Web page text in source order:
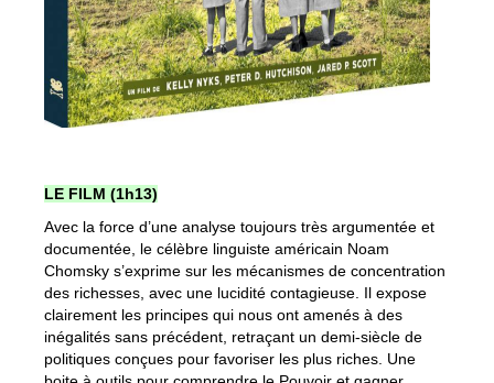
LE FILM (1h13)
Avec la force d’une analyse toujours très argumentée et
documentée, le célèbre linguiste américain Noam
Chomsky s’exprime sur les mécanismes de concentration
des richesses, avec une lucidité contagieuse. Il expose
clairement les principes qui nous ont amenés à des
inégalités sans précédent, retraçant un demi-siècle de
politiques conçues pour favoriser les plus riches. Une